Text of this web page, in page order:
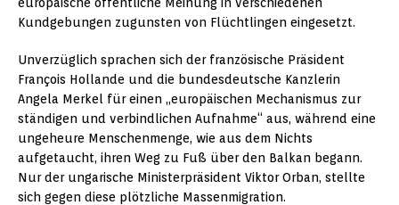
Kundgebungen zugunsten von Flüchtlingen eingesetzt.
Unverzüglich sprachen sich der französische Präsident
François Hollande und die bundesdeutsche Kanzlerin
Angela Merkel für einen „europäischen Mechanismus zur
ständigen und verbindlichen Aufnahme“ aus, während eine
ungeheure Menschenmenge, wie aus dem Nichts
aufgetaucht, ihren Weg zu Fuß über den Balkan begann.
Nur der ungarische Ministerpräsident Viktor Orban, stellte
sich gegen diese plötzliche Massenmigration.